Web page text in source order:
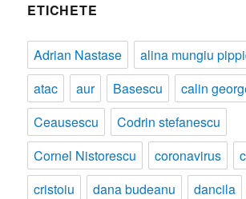
ETICHETE
Adrian Nastase alina mungiu
atac
aur Basescu
calin
Ceausescu
Codrin stefanescu
Cornel Nistorescu
coronavirus
cristoiu
dana budeanu dancila